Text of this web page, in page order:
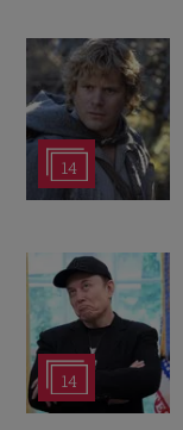
14
14